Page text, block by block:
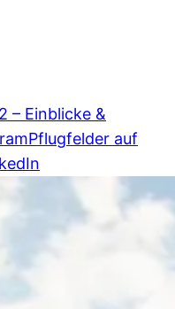
– Einblicke &
Pflugfelder auf